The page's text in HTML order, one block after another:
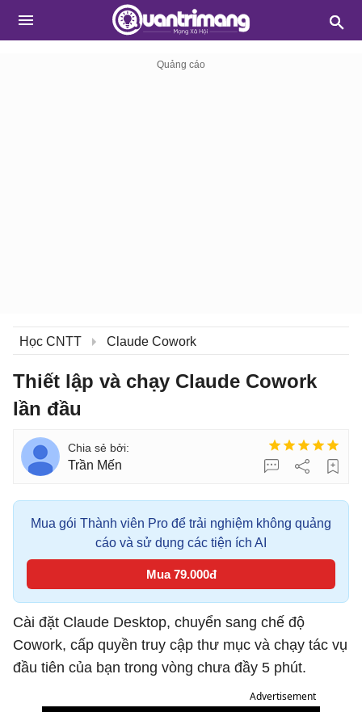
Học CNTT Claude Cowork
Thiết lập và chạy Claude Cowork
lần đầu
Trần Mến
Mua gói Thành viên Pro để trải nghiệm không quảng
cáo và sử dụng các tiện ích AI
Mua 79.000đ
Cài đặt Claude Desktop, chuyển sang chế độ
Cowork, cấp quyền truy cập thư mục và chạy tác vụ
đầu tiên của bạn trong vòng chưa đầy 5 phút.
Advertisement